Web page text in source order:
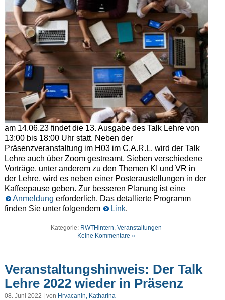
am 14.06.23 findet die 13. Ausgabe des Talk Lehre von
13:00 bis 18:00 Uhr statt. Neben der
Präsenzveranstaltung im H03 im C.A.R.L. wird der Talk
Lehre auch über Zoom gestreamt. Sieben verschiedene
Vorträge, unter anderem zu den Themen KI und VR in
der Lehre, wird es neben einer Posteraustellungen in der
Kaffeepause geben. Zur besseren Planung ist eine
Anmeldung erforderlich. Das detallierte Programm
finden Sie unter folgendem
Link.
Kategorie: RWTHintern,Veranstaltungen
Keine Kommentare »
Veranstaltungshinweis: Der Talk
Lehre 2022 wieder in Präsenz
08. Juni 2022 | von Hrvacanin, Katharina